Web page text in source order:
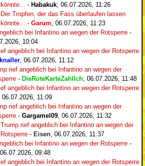
könnte...
- Habakuk 06.07.2026, 11:26
Der Tropfen, der das Fass überlaufen lassen
könnte...
- Garum 06.07.2026, 11:23
bei Infantino an wegen der Rotsperre -
10:04
angeblich bei Infantino an wegen der Rotsperre
06.07.2026, 11:12
rief angeblich bei Infantino an wegen der
- DieRoteKarteZahlIch 06.07.2026, 11:48
angeblich bei Infantino an wegen der Rotsperre
06.07.2026, 11:09
rief angeblich bei Infantino an wegen der
- Gargamel09 06.07.2026, 11:32
Trump rief angeblich bei Infantino an wegen der
Rotsperre - Eisen 06.07.2026, 11:37
bei Infantino an wegen der Rotsperre -
06.07.2026, 09:48
angeblich bei Infantino an wegen der Rotsperre